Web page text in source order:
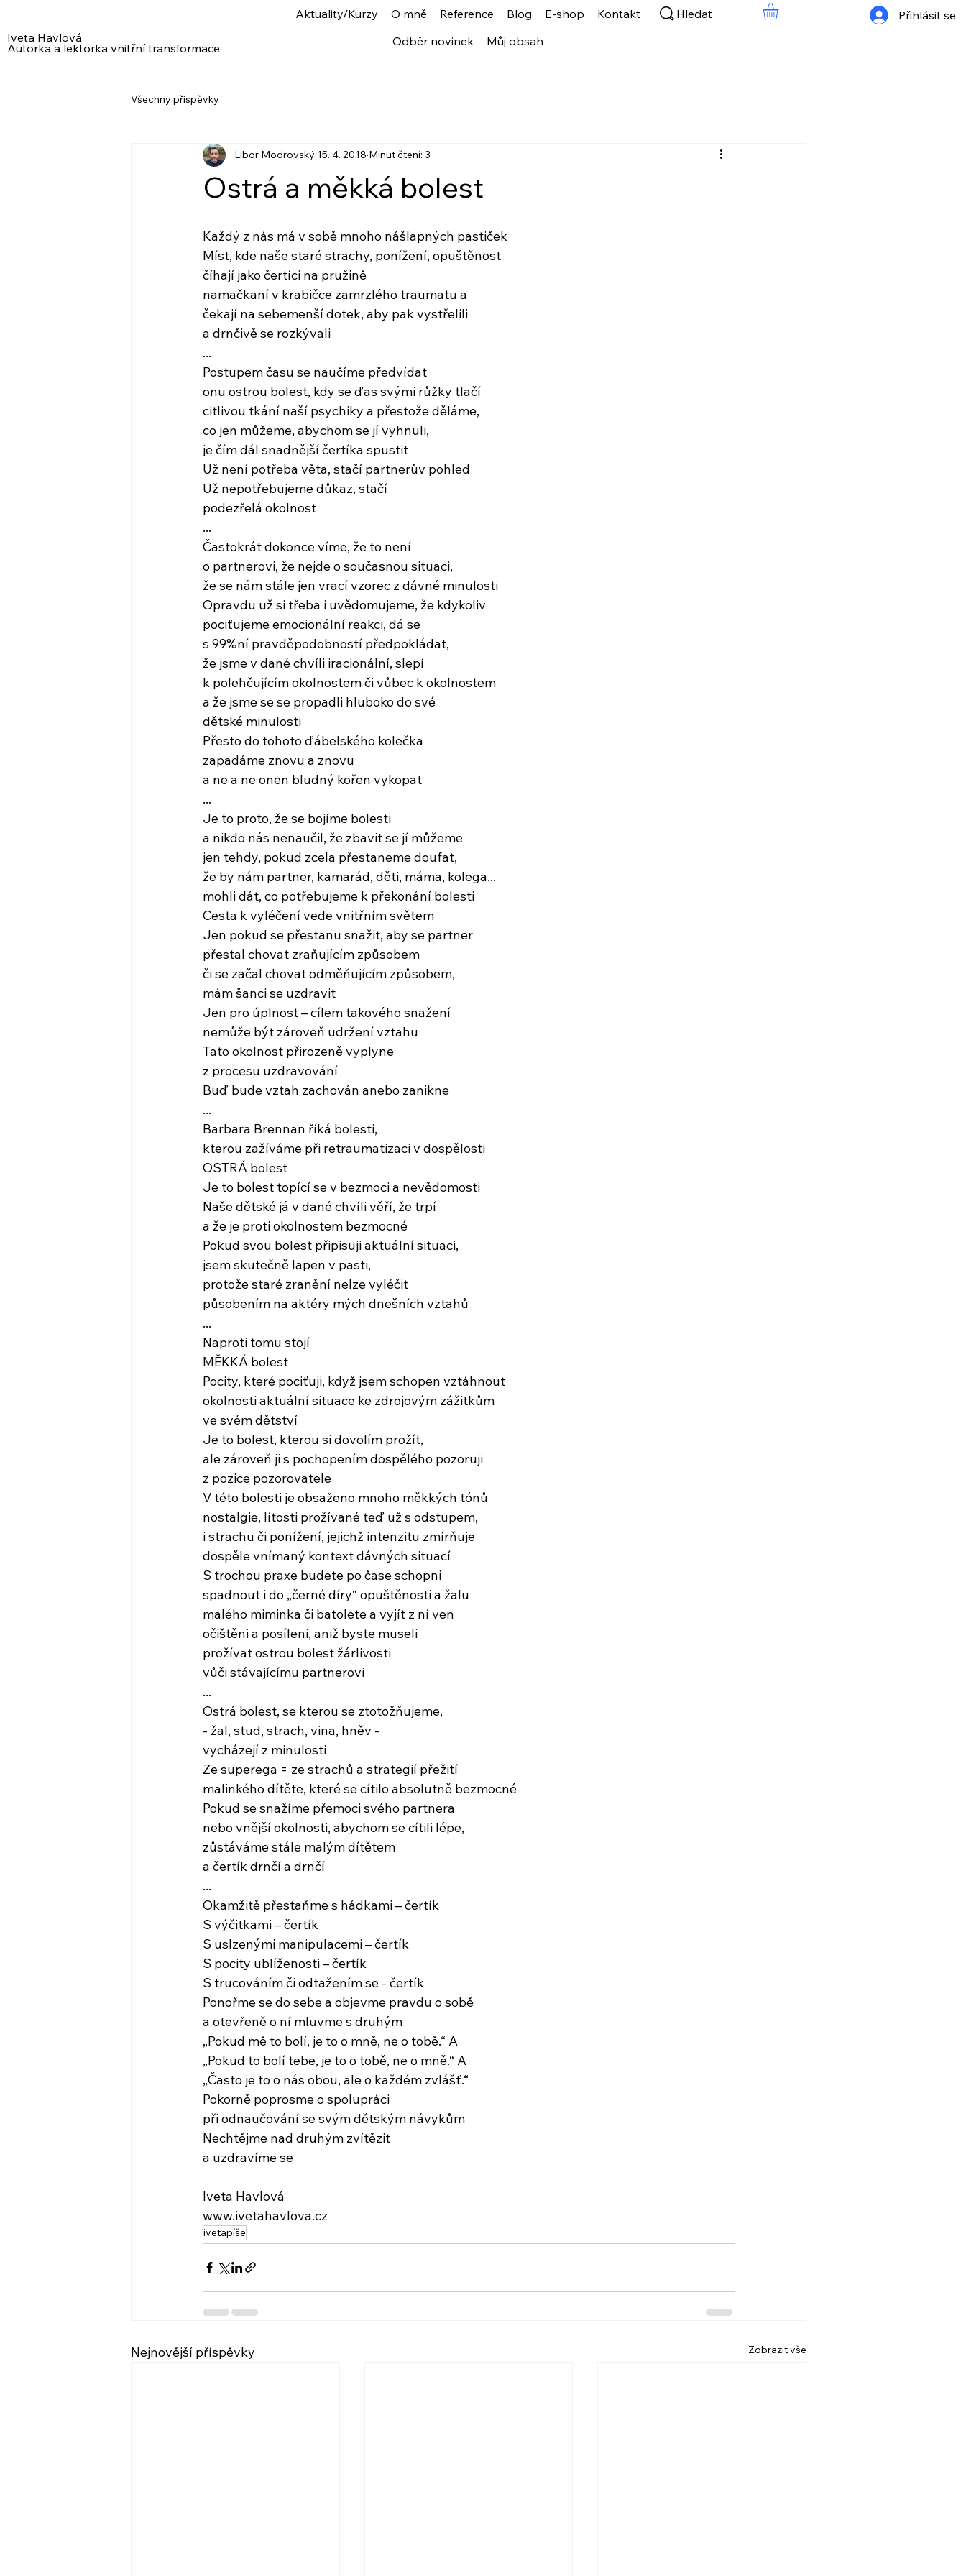
Iveta Havlová
Autorka a lektorka vnitřní transformace
Aktuality/Kurzy O mně Reference Blog E-shop
Kontakt
Odběr novinek
Můj obsah
Přihlásit se
Hledat
Všechny příspěvky
Ostrá a měkká bolest
Libor Modrovský 15. 4. 2018 Minut čtení: 3
Každý z nás má v sobě mnoho nášlapných pastiček
Míst, kde naše staré strachy, ponížení, opuštěnost
číhají jako čertíci na pružině
namačkaní v krabičce zamrzlého traumatu a
čekají na sebemenší dotek, aby pak vystřelili
a drnčivě se rozkývali
...
Postupem času se naučíme předvídat
onu ostrou bolest, kdy se ďas svými růžky tlačí
citlivou tkání naší psychiky a přestože děláme,
co jen můžeme, abychom se jí vyhnuli,
je čím dál snadnější čertíka spustit
Už není potřeba věta, stačí partnerův pohled
Už nepotřebujeme důkaz, stačí
podezřelá okolnost
...
Častokrát dokonce víme, že to není
o partnerovi, že nejde o současnou situaci,
že se nám stále jen vrací vzorec z dávné minulosti
Opravdu už si třeba i uvědomujeme, že kdykoliv
pociťujeme emocionální reakci, dá se
s 99%ní pravděpodobností předpokládat,
že jsme v dané chvíli iracionální, slepí
k polehčujícím okolnostem či vůbec k okolnostem
a že jsme se se propadli hluboko do své
dětské minulosti
Přesto do tohoto ďábelského kolečka
zapadáme znovu a znovu
a ne a ne onen bludný kořen vykopat
...
Je to proto, že se bojíme bolesti
a nikdo nás nenaučil, že zbavit se jí můžeme
jen tehdy, pokud zcela přestaneme doufat,
že by nám partner, kamarád, děti, máma, kolega...
mohli dát, co potřebujeme k překonání bolesti
Cesta k vyléčení vede vnitřním světem
Jen pokud se přestanu snažit, aby se partner
přestal chovat zraňujícím způsobem
či se začal chovat odměňujícím způsobem,
mám šanci se uzdravit
Jen pro úplnost – cílem takového snažení
nemůže být zároveň udržení vztahu
Tato okolnost přirozeně vyplyne
z procesu uzdravování
Buď bude vztah zachován anebo zanikne
...
Barbara Brennan říká bolesti,
kterou zažíváme při retraumatizaci v dospělosti
OSTRÁ bolest
Je to bolest topící se v bezmoci a nevědomosti
Naše dětské já v dané chvíli věří, že trpí
a že je proti okolnostem bezmocné
Pokud svou bolest připisuji aktuální situaci,
jsem skutečně lapen v pasti,
protože staré zranění nelze vyléčit
působením na aktéry mých dnešních vztahů
...
Naproti tomu stojí
MĚKKÁ bolest
Pocity, které pociťuji, když jsem schopen vztáhnout
okolnosti aktuální situace ke zdrojovým zážitkům
ve svém dětství
Je to bolest, kterou si dovolím prožít,
ale zároveň ji s pochopením dospělého pozoruji
z pozice pozorovatele
V této bolesti je obsaženo mnoho měkkých tónů
nostalgie, lítosti prožívané teď už s odstupem,
i strachu či ponížení, jejichž intenzitu zmírňuje
dospěle vnímaný kontext dávných situací
S trochou praxe budete po čase schopni
spadnout i do „černé díry“ opuštěnosti a žalu
malého miminka či batolete a vyjít z ní ven
očištěni a posíleni, aniž byste museli
prožívat ostrou bolest žárlivosti
vůči stávajícímu partnerovi
...
Ostrá bolest, se kterou se ztotožňujeme,
- žal, stud, strach, vina, hněv -
vycházejí z minulosti
Ze superega = ze strachů a strategií přežití
malinkého dítěte, které se cítilo absolutně bezmocné
Pokud se snažíme přemoci svého partnera
nebo vnější okolnosti, abychom se cítili lépe,
zůstáváme stále malým dítětem
a čertík drnčí a drnčí
...
Okamžitě přestaňme s hádkami – čertík
S výčitkami – čertík
S uslzenými manipulacemi – čertík
S pocity ublíženosti – čertík
S trucováním či odtažením se - čertík
Ponořme se do sebe a objevme pravdu o sobě
a otevřeně o ní mluvme s druhým
„Pokud mě to bolí, je to o mně, ne o tobě.“ A
„Pokud to bolí tebe, je to o tobě, ne o mně.“ A
„Často je to o nás obou, ale o každém zvlášť.“
Pokorně poprosme o spolupráci
při odnaučování se svým dětským návykům
Nechtějme nad druhým zvítězit
a uzdravíme se
Iveta Havlová
www.ivetahavlova.cz
ivetapíše
Nejnovější příspěvky Zobrazit vše